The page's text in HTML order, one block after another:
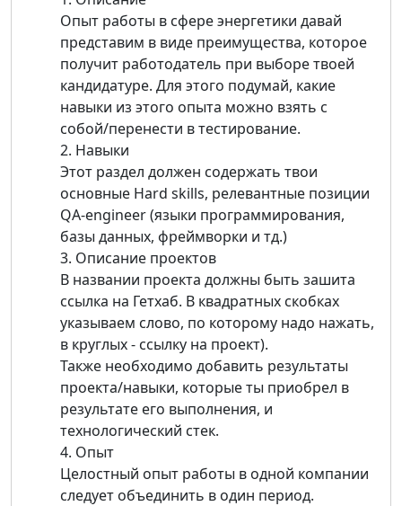
Опыт работы в сфере энергетики давай
представим в виде преимущества, которое
получит работодатель при выборе твоей
кандидатуре. Для этого подумай, какие
навыки из этого опыта можно взять с
собой/перенести в тестирование.
2. Навыки
Этот раздел должен содержать твои
основные Hard skills, релевантные позиции
QA-engineer (языки программирования,
базы данных, фреймворки и тд.)
3. Описание проектов
В названии проекта должны быть зашита
ссылка на Гетхаб. В квадратных скобках
указываем слово, по которому надо нажать,
в круглых - ссылку на проект).
Также необходимо добавить результаты
проекта/навыки, которые ты приобрел в
результате его выполнения, и
технологический стек.
4. Опыт
Целостный опыт работы в одной компании
следует объединить в один период.